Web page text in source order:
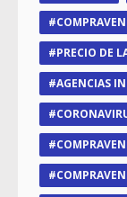
PRECIO DE
AGENCIAS